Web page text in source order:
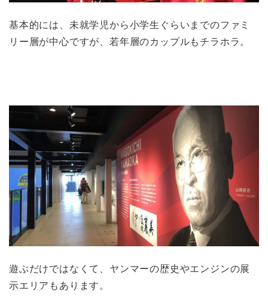
基本的には、未就学児から小学生ぐらいまでのファミ
リー層が中心ですが、若年層のカップルもチラホラ。
遊ぶだけではなくて、ヤンマーの歴史やエンジンの展
示エリアもあります。